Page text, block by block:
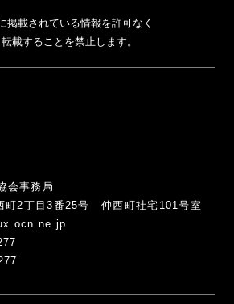
掲載されている情報を許可なく
載することを禁止します。
会事務局
町2丁目3番25号 仲西町社宅101号室